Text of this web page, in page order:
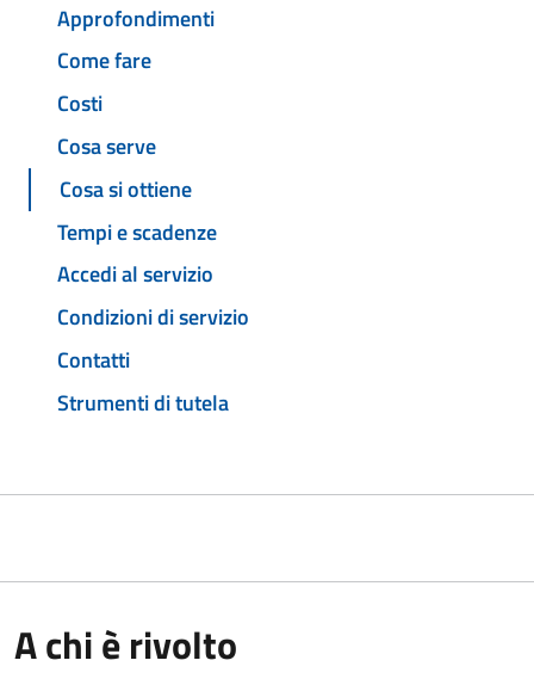
Approfondimenti
Come fare
Costi
Cosa serve
Cosa si ottiene
Tempi e scadenze
Accedi al servizio
Condizioni di servizio
Contatti
Strumenti di tutela
A chi è rivolto